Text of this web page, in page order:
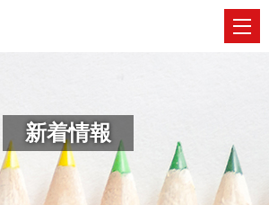
新着情報